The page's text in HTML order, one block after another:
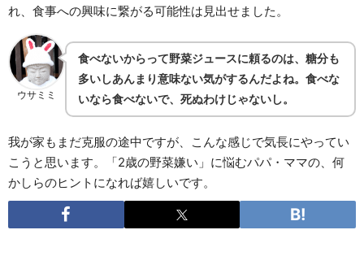
れ、食事への興味に繋がる可能性は見出せました。
ウサミミ
食べないからって野菜ジュースに頼るのは、糖分も
多いしあんまり意味ない気がするんだよね。食べな
いなら食べないで、死ぬわけじゃないし。
我が家もまだ克服の途中ですが、こんな感じで気長にやってい
こうと思います。「2歳の野菜嫌い」に悩むパパ・ママの、何
かしらのヒントになれば嬉しいです。